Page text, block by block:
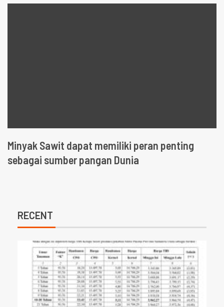
Minyak Sawit dapat memiliki peran penting
sebagai sumber pangan Dunia
RECENT